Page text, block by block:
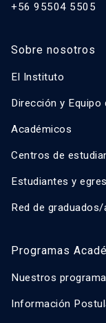
+56 95504 5505
Sobre nosotros
El Instituto
Dirección y Equipo
Académicos
Centros de
Estudiantes y
Red de graduados/
Programas
Nuestros
Información